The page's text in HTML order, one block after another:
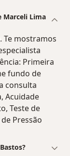
Marceli Lima
Te mostramos
Primeira
fundo de
consulta
Acuidade
Teste de
Pressão